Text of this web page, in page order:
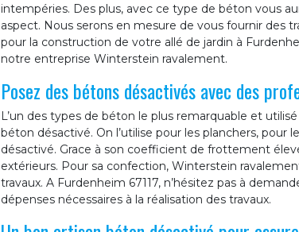
intempéries. Des plus, avec ce type de béton vous
aspect. Nous serons en mesure de vous fournir des
pour la construction de votre allé de jardin à
notre entreprise Winterstein ravalement.
Posez des bétons désactivés avec des
L’un des types de béton le plus remarquable et
béton désactivé. On l’utilise pour les planchers, pour
désactivé. Grace à son coefficient de frottement
extérieurs. Pour sa confection, Winterstein
travaux. A Furdenheim 67117, n’hésitez pas à
dépenses nécessaires à la réalisation des travaux.